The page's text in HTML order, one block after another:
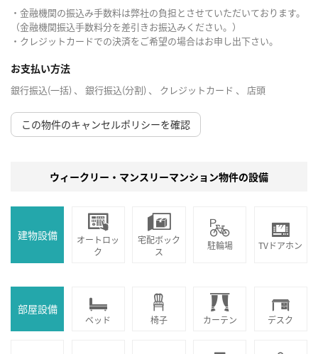
・金融機関の振込み手数料は弊社の負担とさせていただいております。
（金融機関振込手数料分を差引きお振込みください。）
・クレジットカードでの決済をご希望の場合はお申し出下さい。
お支払い方法
銀行振込(一括) 、 銀行振込(分割) 、 クレジットカード 、 店頭
この物件のキャンセルポリシーを確認
ウィークリー・マンスリーマンション物件の設備
建物設備
オートロッ
ク
宅配ボック
ス
駐輪場 TVドアホン
部屋設備
ベッド 椅子 カーテン デスク